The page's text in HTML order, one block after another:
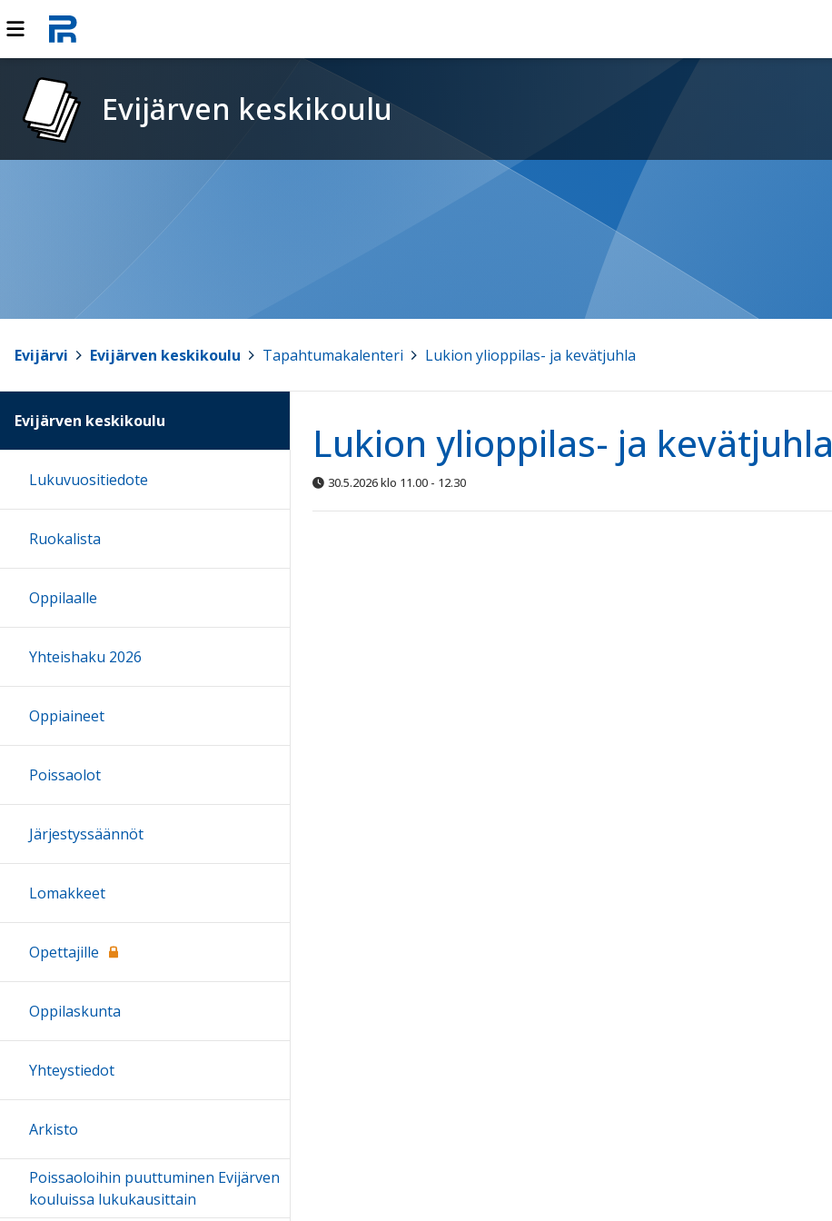
Evijärven keskikoulu
Evijärvi Evijärven keskikoulu Tapahtumakalenteri Lukion ylioppilas- ja kevätjuhla
Lukion ylioppilas- ja kevätjuhla
30.5.2026 klo 11.00 - 12.30
Evijärven keskikoulu
Lukuvuositiedote
Ruokalista
Oppilaalle
Yhteishaku 2026
Oppiaineet
Poissaolot
Järjestyssäännöt
Lomakkeet
Opettajille
Oppilaskunta
Yhteystiedot
Arkisto
Poissaoloihin puuttuminen Evijärven
kouluissa lukukausittain